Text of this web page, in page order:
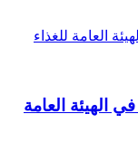
خدمة تسجيل الأجهزة الطبية MDMA في الهيئة العامة